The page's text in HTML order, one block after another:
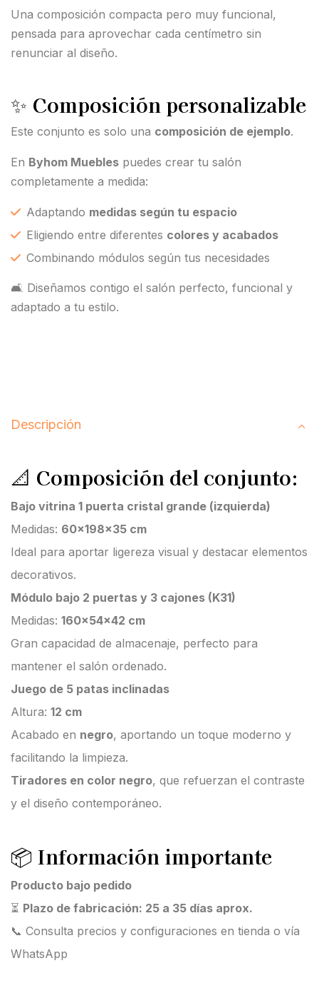
Una composición compacta pero muy funcional,
pensada para aprovechar cada centímetro sin
renunciar al diseño.
✨ Composición personalizable
Este conjunto es solo una composición de ejemplo.
En Byhom Muebles puedes crear tu salón
completamente a medida:
Adaptando medidas según tu espacio
Eligiendo entre diferentes colores y acabados
Combinando módulos según tus necesidades
🛋️ Diseñamos contigo el salón perfecto, funcional y
adaptado a tu estilo.
Descripción
📐 Composición del conjunto:
Bajo vitrina 1 puerta cristal grande (izquierda)
Medidas: 60x198x35 cm
Ideal para aportar ligereza visual y destacar elementos
decorativos.
Módulo bajo 2 puertas y 3 cajones (K31)
Medidas: 160x54x42 cm
Gran capacidad de almacenaje, perfecto para
mantener el salón ordenado.
Juego de 5 patas inclinadas
Altura: 12 cm
Acabado en negro, aportando un toque moderno y
facilitando la limpieza.
Tiradores en color negro, que refuerzan el contraste
y el diseño contemporáneo.
📦 Información importante
Producto bajo pedido
⏳ Plazo de fabricación: 25 a 35 días aprox.
📞 Consulta precios y configuraciones en tienda o vía
WhatsApp